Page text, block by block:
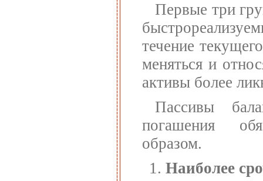
Первые три
течение
меняться и
активы более
Пассивы
погашения
образом.
Наиболее